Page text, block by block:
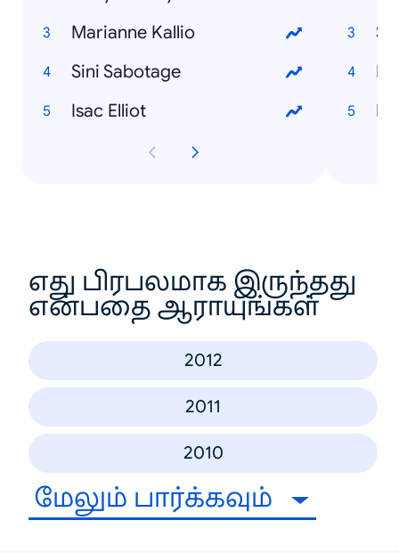
Marianne Kallio
Sini Sabotage
Isac Elliot
எது பிரபலமாக இருந்தது
என்பதை ஆராயுங்கள்
2012
2011
2010
மேலும் பார்க்கவும்